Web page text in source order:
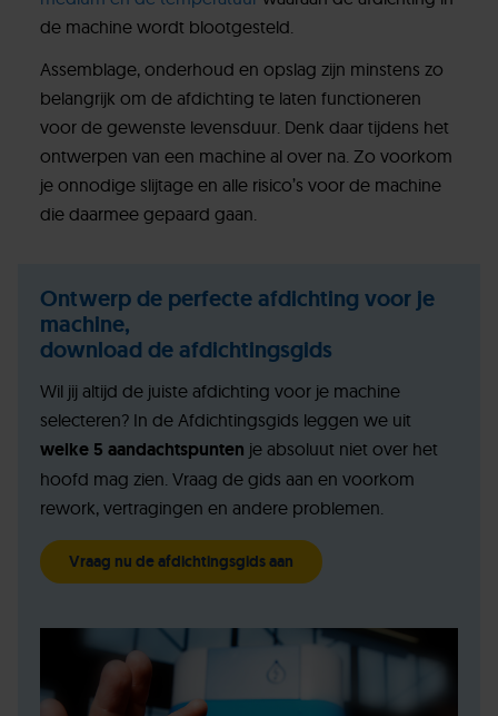
de machine wordt blootgesteld.
Assemblage, onderhoud en opslag zijn minstens zo
belangrijk om de afdichting te laten functioneren
voor de gewenste levensduur. Denk daar tijdens het
ontwerpen van een machine al over na. Zo voorkom
je onnodige slijtage en alle risico’s voor de machine
die daarmee gepaard gaan.
Ontwerp de perfecte afdichting voor je
machine,
download de afdichtingsgids
Wil jij altijd de juiste afdichting voor je machine
selecteren? In de Afdichtingsgids leggen we uit
welke 5 aandachtspunten je absoluut niet over het
hoofd mag zien. Vraag de gids aan en voorkom
rework, vertragingen en andere problemen.
Vraag nu de afdichtingsgids aan